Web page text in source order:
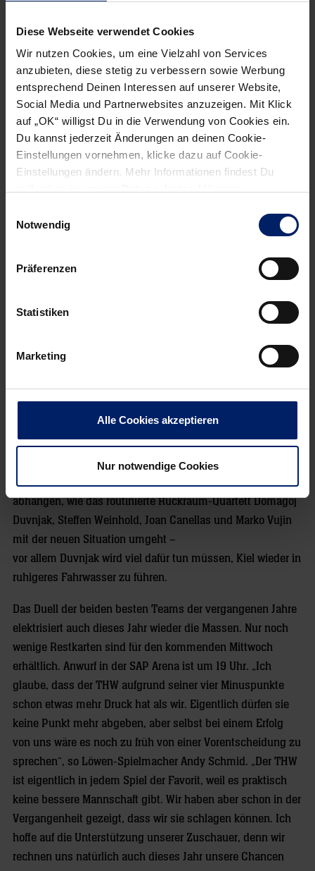
Diese Webseite verwendet Cookies
Wir nutzen Cookies, um eine Vielzahl von Services
anzubieten, diese stetig zu verbessern sowie Werbung
entsprechend Deinen Interessen auf unserer Website,
Social Media und Partnerwebsites anzuzeigen. Mit Klick
auf „OK“ willigst Du in die Verwendung von Cookies ein.
Du kannst jederzeit Änderungen an deinen Cookie-
Einstellungen vornehmen, klicke dazu auf Cookie-
Einstellungen ändern. Mehr Informationen findest Du
Notwendig
Präferenzen
Statistiken
Marketing
Alle Cookies akzeptieren
Nur notwendige Cookies
September auch noch Dragos Oprea verpflichtet, der bis
zum Ende der vergangenen Saison für FRISCH AUF!
Göppingen auf Torejagd ging und zuletzt beim
Württembergligisten TV Steinheim aktiv war.
Nationalspieler Patrick Wienczek beim Sieg in der
Champions League gegen die SG Flensburg-Handewitt das
Kreuzband. Alles keine guten Voraussetzungen, um mit
einem eingespielten Team die Ziele anzugehen, die Trainer
Gislason gewohnt ehrgeizig formuliert.
In der Liga soll es erneut der Titel werden, und im DHB-
Pokal sowie in der Champions League peilt der THW die
jeweiligen Final-Turniere an. Viel wird dabei davon
abhängen, wie das routinierte Rückraum-Quartett Domagoj
Duvnjak, Steffen Weinhold, Joan Canellas und Marko Vujin
mit der neuen Situation umgeht –
vor allem Duvnjak wird viel dafür tun müssen, Kiel wieder in
ruhigeres Fahrwasser zu führen.
Das Duell der beiden besten Teams der vergangenen Jahre
elektrisiert auch dieses Jahr wieder die Massen. Nur noch
wenige Restkarten sind für den kommenden Mittwoch
erhältlich. Anwurf in der SAP Arena ist um 19 Uhr. „Ich
glaube, dass der THW aufgrund seiner vier Minuspunkte
schon etwas mehr Druck hat als wir. Eigentlich dürfen sie
keine Punkt mehr abgeben, aber selbst bei einem Erfolg
von uns wäre es noch zu früh von einer Vorentscheidung zu
sprechen“, so Löwen-Spielmacher Andy Schmid. „Der THW
ist eigentlich in jedem Spiel der Favorit, weil es praktisch
keine bessere Mannschaft gibt. Wir haben aber schon in der
Vergangenheit gezeigt, dass wir sie schlagen können. Ich
hoffe auf die Unterstützung unserer Zuschauer, denn wir
rechnen uns natürlich auch dieses Jahr unsere Chancen